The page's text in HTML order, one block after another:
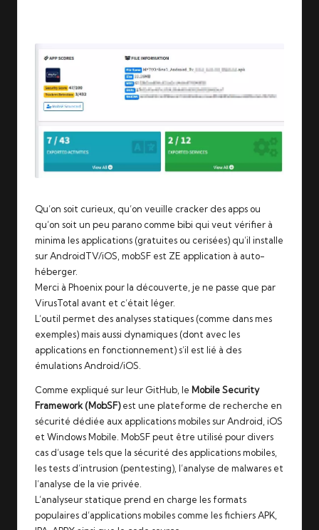
Qu’on soit curieux, qu’on veuille cracker des apps ou
qu’on soit un peu parano comme bibi qui veut vérifier à
minima les applications (gratuites ou cerisées) qu’il installe
sur AndroidTV/iOS, mobSF est ZE application à auto-
héberger.
Merci à Phoenix pour la découverte, je ne passe que par
VirusTotal avant et c’était léger.
L’outil permet des analyses statiques (comme dans mes
exemples) mais aussi dynamiques (dont avec les
applications en fonctionnement) s’il est lié à des
émulations Android/iOS.
Comme expliqué sur leur GitHub , le Mobile Security
Framework (MobSF)est une plateforme de recherche en
sécurité dédiée aux applications mobiles sur Android, iOS
et Windows Mobile. MobSF peut être utilisé pour divers
cas d’usage tels que la sécurité des applications mobiles,
les tests d’intrusion (pentesting), l’analyse de malwares et
l’analyse de la vie privée.
L’analyseur statique prend en charge les formats
populaires d’applications mobiles comme les fichiers APK,